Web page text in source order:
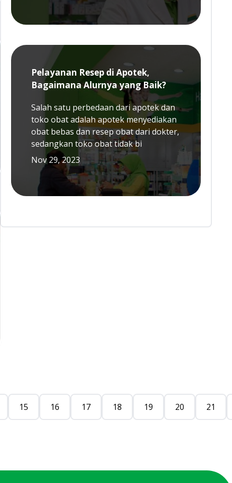
Pelayanan Resep di Apotek,
Bagaimana Alurnya yang Baik?
Salah satu perbedaan dari apotek dan
toko obat adalah apotek menyediakan
obat bebas dan resep obat dari dokter,
sedangkan toko obat tidak bi
Nov 29, 2023
15 16 17 18 19 20 21